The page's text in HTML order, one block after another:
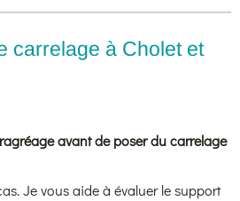
carrelage à Cholet et
avant de poser du carrelage
Je vous aide à évaluer le support